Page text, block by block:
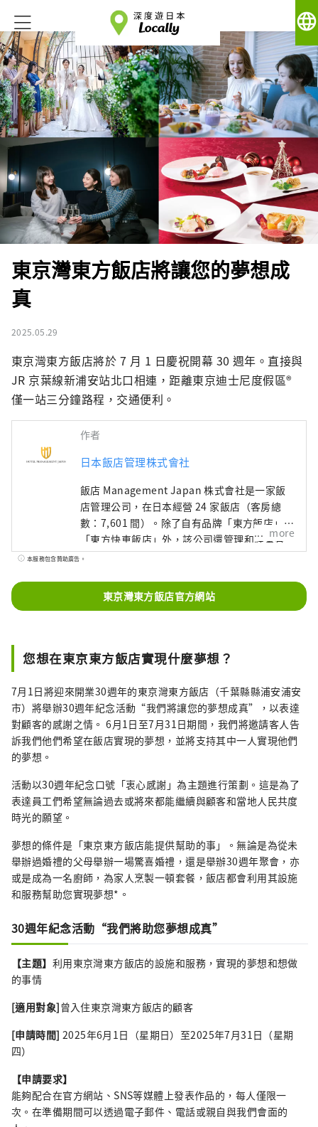
language
東京灣東方飯店將讓您的夢想成
真
2025.05.29
東京灣東方飯店將於 7 月 1 日慶祝開幕 30 週年。直接與
JR 京葉線新浦安站北口相連，距離東京迪士尼度假區®
僅一站三分鐘路程，交通便利。
作者
日本飯店管理株式會社
飯店 Management Japan 株式會社是一家飯
店管理公司，在日本經營 24 家飯店（客房總
數：7,601 間）。除了自有品牌「東方飯店」和
「東方快車飯店」外，該公司還管理和經營各
種飯店，包括「希爾頓」、「喜來登」和「日
more
本服務包含贊助廣告。
東京灣東方飯店官方網站
您想在東京東方飯店實現什麼夢想？
7月1日將迎來開業30週年的東京灣東方飯店（千葉縣縣浦安浦安
市）將舉辦30週年紀念活動“我們將讓您的夢想成真”，以表達
對顧客的感謝之情。 6月1日至7月31日期間，我們將邀請客人告
訴我們他們希望在飯店實現的夢想，並將支持其中一人實現他們
的夢想。
活動以30週年紀念口號「衷心感謝」為主題進行策劃。這是為了
表達員工們希望無論過去或將來都能繼續與顧客和當地人民共度
時光的願望。
夢想的條件是「東京東方飯店能提供幫助的事」。無論是為從未
舉辦過婚禮的父母舉辦一場驚喜婚禮，還是舉辦30週年聚會，亦
或是成為一名廚師，為家人烹製一頓套餐，飯店都會利用其設施
和服務幫助您實現夢想*。
30週年紀念活動“我們將助您夢想成真”
【主題】 利用東京灣東方飯店的設施和服務，實現的夢想和想做
的事情
[適用對象]曾入住東京灣東方飯店的顧客
[申請時間] 2025年6月1日（星期日）至2025年7月31日（星期
四）
【申請要求】
能夠配合在官方網站、SNS等媒體上發表作品的，每人僅限一
次。在準備期間可以透過電子郵件、電話或親自與我們會面的